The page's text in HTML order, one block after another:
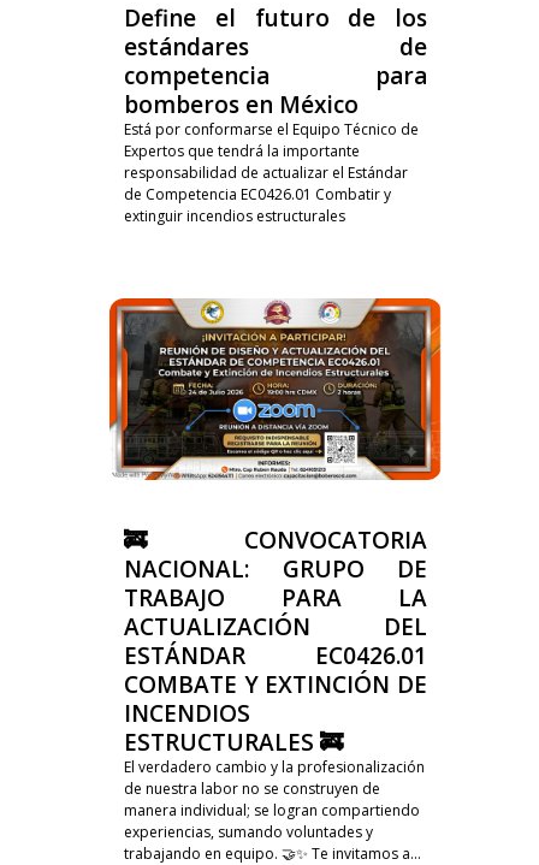
Define el futuro de los
estándares de
competencia para
bomberos en México
Está por conformarse el Equipo Técnico de
Expertos que tendrá la importante
responsabilidad de actualizar el Estándar
de Competencia EC0426.01 Combatir y
extinguir incendios estructurales
🚒 CONVOCATORIA
NACIONAL: GRUPO DE
TRABAJO PARA LA
ACTUALIZACIÓN DEL
ESTÁNDAR EC0426.01
COMBATE Y EXTINCIÓN DE
INCENDIOS
ESTRUCTURALES 🚒
El verdadero cambio y la profesionalización
de nuestra labor no se construyen de
manera individual; se logran compartiendo
experiencias, sumando voluntades y
trabajando en equipo. 🤝✨ Te invitamos a...